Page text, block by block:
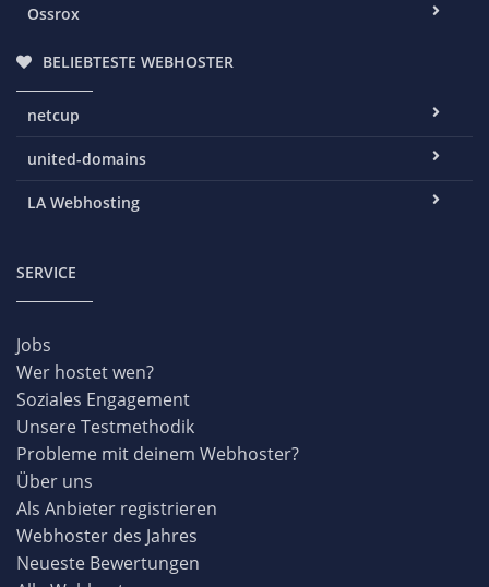
Ossrox
BELIEBTESTE WEBHOSTER
netcup
united-domains
LA Webhosting
SERVICE
Jobs
Wer hostet wen?
Soziales Engagement
Unsere Testmethodik
Probleme mit deinem Webhoster?
Über uns
Als Anbieter registrieren
Webhoster des Jahres
Neueste Bewertungen